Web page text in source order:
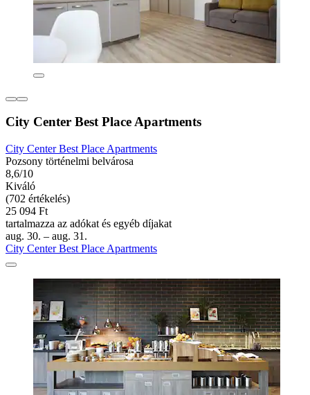
City Center Best Place Apartments
City Center Best Place Apartments
Pozsony történelmi belvárosa
8,6/10
Kiváló
(702 értékelés)
25 094 Ft
tartalmazza az adókat és egyéb díjakat
aug. 30. – aug. 31.
City Center Best Place Apartments